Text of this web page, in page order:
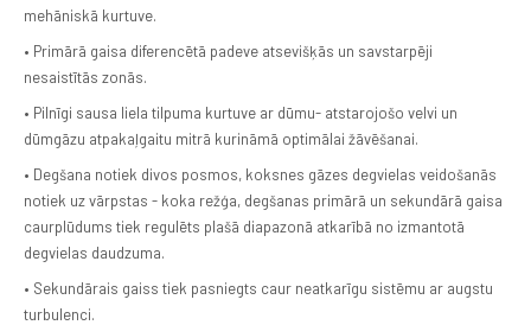
mehāniskā kurtuve.
• Primārā gaisa diferencētā padeve atsevišķās un savstarpēji
nesaistītās zonās.
• Pilnīgi sausa liela tilpuma kurtuve ar dūmu- atstarojošo velvi un
dūmgāzu atpakaļgaitu mitrā kurināmā optimālai žāvēšanai.
• Degšana notiek divos posmos, koksnes gāzes degvielas veidošanās
notiek uz vārpstas - koka režģa, degšanas primārā un sekundārā gaisa
caurplūdums tiek regulēts plašā diapazonā atkarībā no izmantotā
degvielas daudzuma.
• Sekundārais gaiss tiek pasniegts caur neatkarīgu sistēmu ar augstu
turbulenci.